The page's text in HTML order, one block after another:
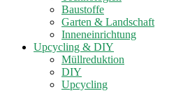
Baustoffe
Garten & Landschaft
Inneneinrichtung
Upcycling & DIY
Müllreduktion
DIY
Upcycling